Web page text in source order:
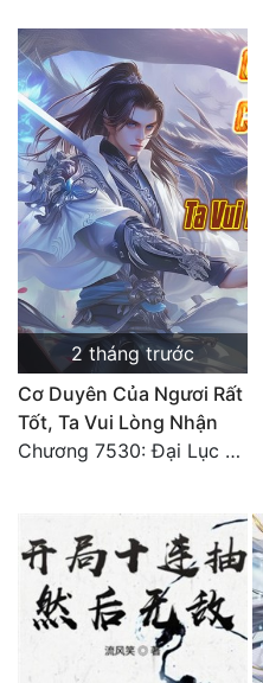
2 tháng trước
Cơ Duyên Của Ngươi Rất
Tốt, Ta Vui Lòng Nhận
Chương 7530: Đại Lục Khởi Nguyên – Kiến Thành 71